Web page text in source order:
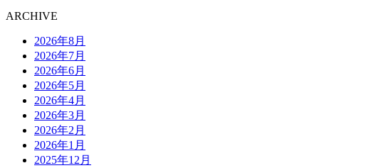
ARCHIVE
2026年8月
2026年7月
2026年6月
2026年5月
2026年4月
2026年3月
2026年2月
2026年1月
2025年12月